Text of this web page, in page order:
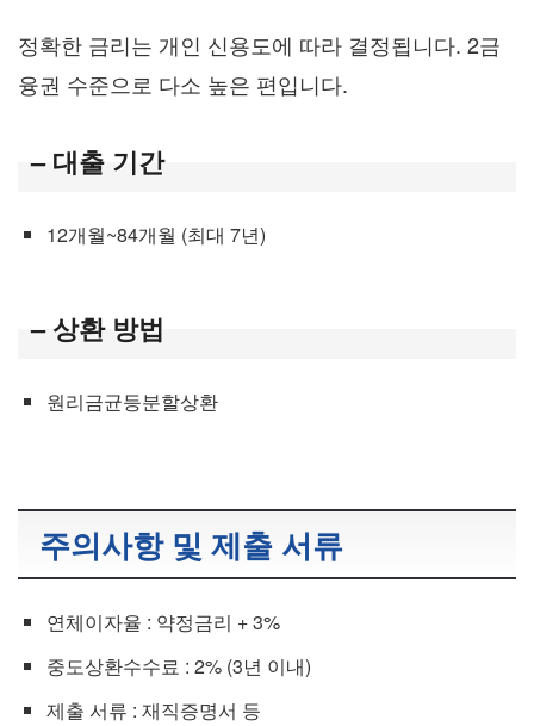
정확한 금리는 개인 신용도에 따라 결정됩니다. 2금
융권 수준으로 다소 높은 편입니다.
– 대출 기간
12개월~84개월 (최대 7년)
– 상환 방법
원리금균등분할상환
주의사항 및 제출 서류
연체이자율 : 약정금리 + 3%
중도상환수수료 : 2% (3년 이내)
제출 서류 : 재직증명서 등